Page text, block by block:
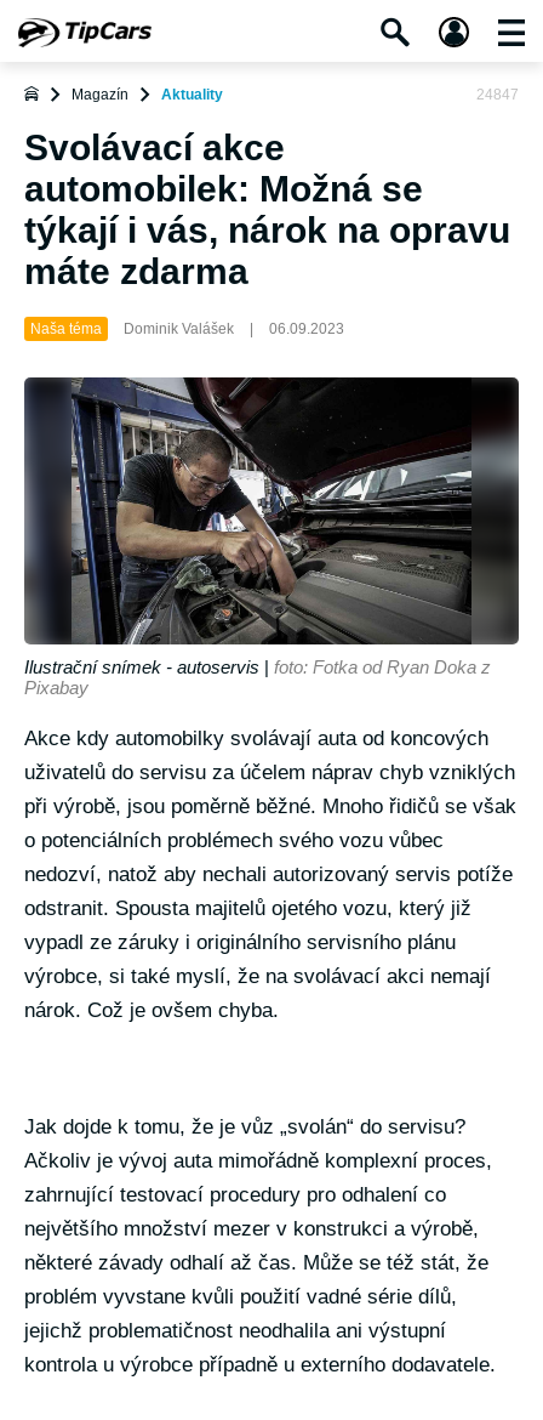
Magazín Aktuality 24847
Svolávací akce
automobilek: Možná se
týkají i vás, nárok na opravu
máte zdarma
Naša téma Dominik Valášek 06.09.2023
Ilustrační snímek - autoservis | foto: Fotka od Ryan Doka z
Pixabay
Akce kdy automobilky svolávají auta od koncových
uživatelů do servisu za účelem náprav chyb vzniklých
při výrobě, jsou poměrně běžné. Mnoho řidičů se však
o potenciálních problémech svého vozu vůbec
nedozví, natož aby nechali autorizovaný servis potíže
odstranit. Spousta majitelů ojetého vozu, který již
vypadl ze záruky i originálního servisního plánu
výrobce, si také myslí, že na svolávací akci nemají
nárok. Což je ovšem chyba.
Jak dojde k tomu, že je vůz „svolán“ do servisu?
Ačkoliv je vývoj auta mimořádně komplexní proces,
zahrnující testovací procedury pro odhalení co
největšího množství mezer v konstrukci a výrobě,
některé závady odhalí až čas. Může se též stát, že
problém vyvstane kvůli použití vadné série dílů,
jejichž problematičnost neodhalila ani výstupní
kontrola u výrobce případně u externího dodavatele.